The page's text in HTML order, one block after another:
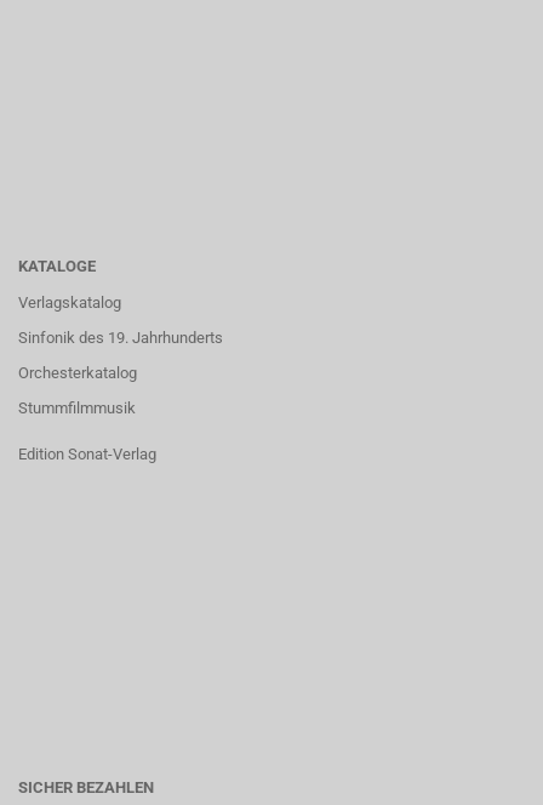
KATALOGE
Verlagskatalog
Sinfonik des 19. Jahrhunderts
Orchesterkatalog
Stummfilmmusik
Edition Sonat-Verlag
SICHER BEZAHLEN